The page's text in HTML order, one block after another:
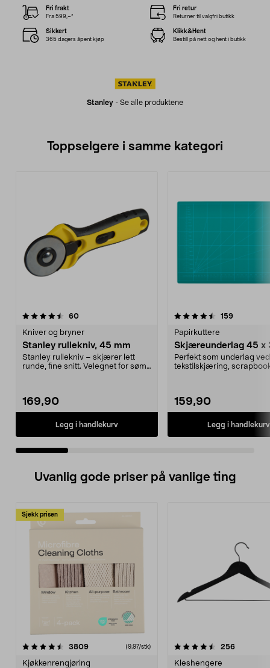
Stanley - Se alle produktene
Fri frakt
Fra 599,–*
Fri retur
Returner til valgfri butikk
Sikkert
365 dagers åpent kjøp
Klikk&Hent
Bestill på nett og hent i butikk
Toppselgere i samme kategori
60anmeldelser
Kniver og bryner
Stanley rullekniv, 45 mm
Stanley rullekniv – skjærer lett
runde, fine snitt. Velegnet for søm
169,90
Legg i handlekurv
4.5 av 5 stjerner 159
Papirkuttere
Skjæreunderlag 45 x
Perfekt som underlag
tekstilskjæring,
159,90
Legg i handlekurv
4.5 av 5 stjerner
Uvanlig gode priser på vanlige ting
Sjekk prisen
3809anmeldelser(9,97/stk)
Kjøkkenrengjøring
4.5av 5 stjerner 256
Kleshengere
4.5av 5 stjerner